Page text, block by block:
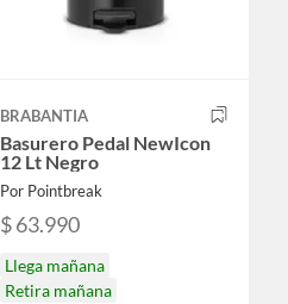
BRABANTIA
Basurero Pedal NewIcon
12 Lt Negro
Por Pointbreak
$ 63.990
Llega mañana
Retira mañana